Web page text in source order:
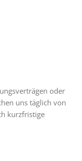
oder
uns täglich von
kurzfristige